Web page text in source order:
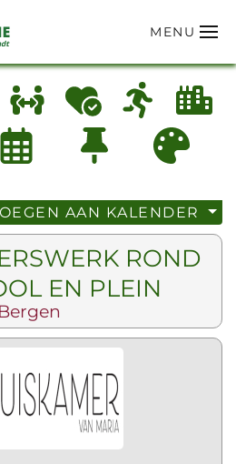
MENU
AAN KALENDER
ROND
EN PLEIN
Bergen